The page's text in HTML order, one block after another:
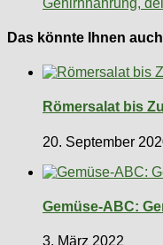
Das könnte Ihnen
Römersalat bis
20. September
Gemüse-ABC:
3. März 2022